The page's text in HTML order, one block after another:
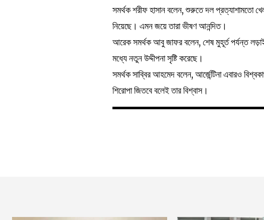
সমর্থক শরীফ হাসান বলেন, শুরুতে দল প্রত্যাশামতো
নিয়েছে। এমন জয়ে তারা ভীষণ আনন্দিত।
আরেক সমর্থক আবু জাফর বলেন, শেষ মুহূর্ত পর্যন্ত
মধ্যে নতুন উদ্দীপনা সৃষ্টি করেছে।
সমর্থক সাব্বির আহমেদ বলেন, আর্জেন্টিনা এবারও
শিরোপা জিতবে বলেই তার বিশ্বাস।